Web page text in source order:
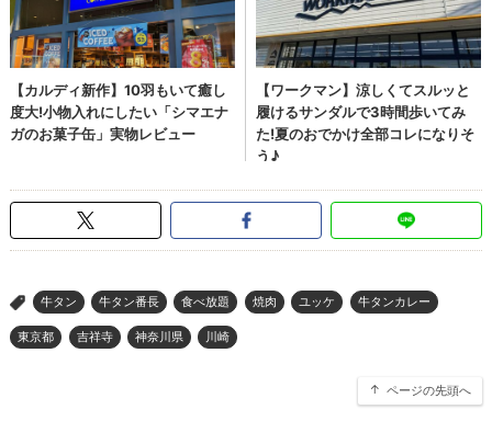
> 牛タン 牛タン番長 食べ放題 焼肉 ユッケ 牛タンカレー
東京都 吉祥寺 神奈川県 川崎
ページの先頭へ